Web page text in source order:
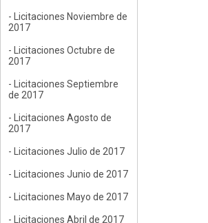
- Licitaciones Noviembre de
2017
- Licitaciones Octubre de
2017
- Licitaciones Septiembre
de 2017
- Licitaciones Agosto de
2017
- Licitaciones Julio de 2017
- Licitaciones Junio de 2017
- Licitaciones Mayo de 2017
- Licitaciones Abril de 2017